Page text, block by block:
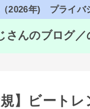
2026年) プライバ
さんのブログ／
規】ビート